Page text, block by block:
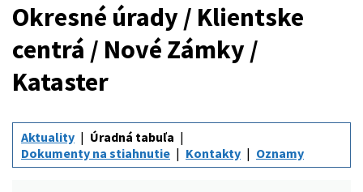
Okresné úrady / Klientske
centrá / Nové Zámky /
Kataster
Aktuality
Úradná tabuľa
Dokumenty na stiahnutie
Kontakty Oznamy